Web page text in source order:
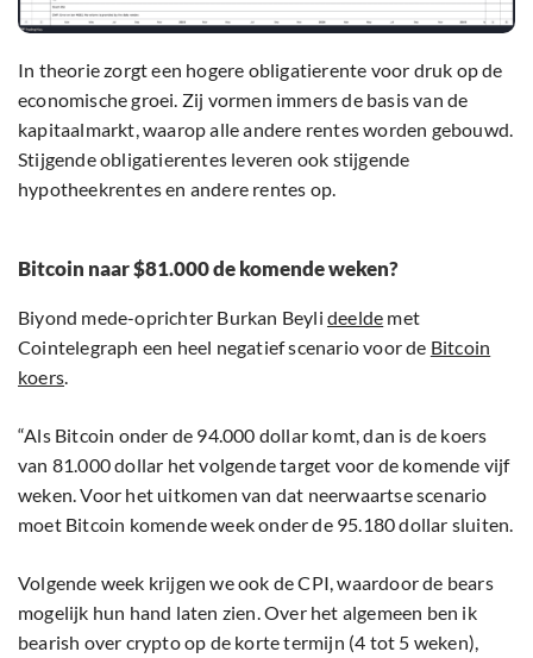
In theorie zorgt een hogere obligatierente voor druk op de
economische groei. Zij vormen immers de basis van de
kapitaalmarkt, waarop alle andere rentes worden gebouwd.
Stijgende obligatierentes leveren ook stijgende
hypotheekrentes en andere rentes op.
Bitcoin naar $81.000 de komende weken?
Biyond mede-oprichter Burkan Beyli deelde met
Cointelegraph een heel negatief scenario voor de Bitcoin
koers.
“Als Bitcoin onder de 94.000 dollar komt, dan is de koers
van 81.000 dollar het volgende target voor de komende vijf
weken. Voor het uitkomen van dat neerwaartse scenario
moet Bitcoin komende week onder de 95.180 dollar sluiten.
Volgende week krijgen we ook de CPI, waardoor de bears
mogelijk hun hand laten zien. Over het algemeen ben ik
bearish over crypto op de korte termijn (4 tot 5 weken),